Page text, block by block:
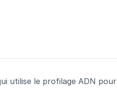
utilise le profilage ADN pour